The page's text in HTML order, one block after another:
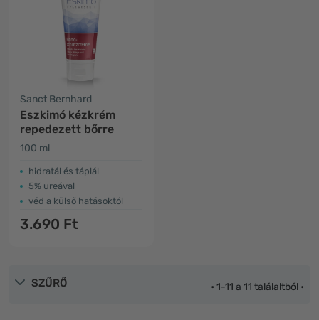
Sanct Bernhard
Eszkimó kézkrém
repedezett bőrre
100 ml
hidratál és táplál
5% ureával
véd a külső hatásoktól
3.690 Ft
SZŰRŐ • 1-11 a 11 találaltból •